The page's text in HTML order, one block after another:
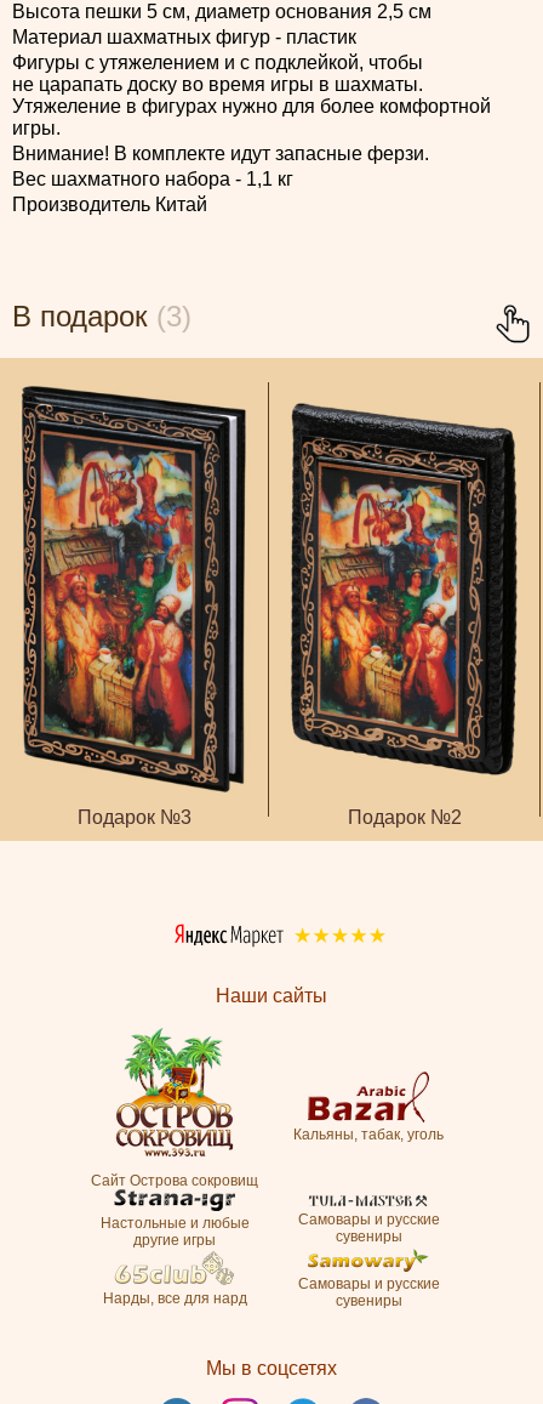
Высота пешки 5 см, диаметр основания 2,5 см
Материал шахматных фигур - пластик
Фигуры с утяжелением и с подклейкой, чтобы
не царапать доску во время игры в шахматы.
Утяжеление в фигурах нужно для более комфортной
игры.
Внимание! В комплекте идут запасные ферзи.
Вес шахматного набора - 1,1 кг
Производитель Китай
В подарок (3)
Подарок №3 Подарок №2
Наши сайты
Сайт Острова сокровищ
Кальяны, табак, уголь
Настольные и любые
другие игры
Самовары и русские
сувениры
Нарды, все для нард
Самовары и русские
сувениры
Мы в соцсетях